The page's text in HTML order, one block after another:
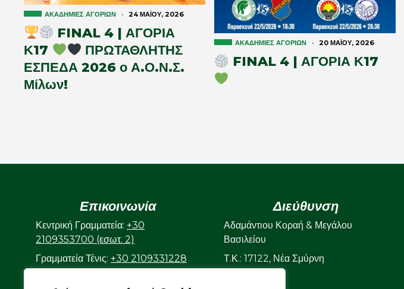
ΑΚΑΔΗΜΊΕΣ ΑΓΟΡΙΏΝ · 24 ΜΑΪ́ΟΥ, 2026
FINAL 4 | ΑΓΟΡΙΑ
Κ17
ΠΡΩΤΑΘΛΗΤΗΣ
ΕΣΠΕΔΑ 2026 ο Α.Ο.Ν.Σ.
Μίλων!
ΑΚΑΔΗΜΊΕΣ ΑΓΟΡΙΏΝ · 20 ΜΑΪ́ΟΥ, 2026
FINAL 4 | ΑΓΟΡΙΑ Κ17
Επικοινωνία
Κεντρική Γραμματεία: +30
2109353700 (εσωτ. 2)
Γραμματεία Τένις: +30 2109331228
Διεύθυνση
Αδαμάντιου Κοραή & Μεγάλου
Βασιλείου
Τ.Κ.: 17122, Νέα Σμύρνη